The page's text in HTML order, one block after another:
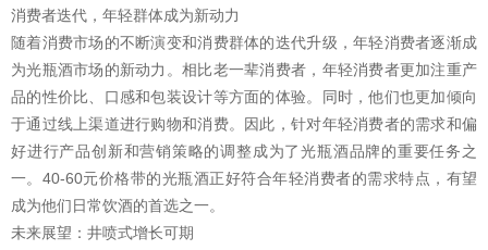
消费者迭代，年轻群体成为新动力
随着消费市场的不断演变和消费群体的迭代升级，年轻消费者逐渐成
为光瓶酒市场的新动力。相比老一辈消费者，年轻消费者更加注重产
品的性价比、口感和包装设计等方面的体验。同时，他们也更加倾向
于通过线上渠道进行购物和消费。因此，针对年轻消费者的需求和偏
好进行产品创新和营销策略的调整成为了光瓶酒品牌的重要任务之
一。40-60元价格带的光瓶酒正好符合年轻消费者的需求特点，有望
成为他们日常饮酒的首选之一。
未来展望：井喷式增长可期